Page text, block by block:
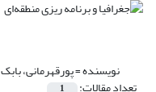
نویسنده =پورقهرمانی، بابک